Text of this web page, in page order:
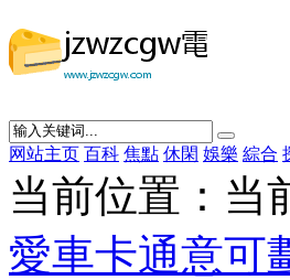
网站主页 百科 焦點 休閑 娛樂 綜合
当前位置：当
愛車卡通意可